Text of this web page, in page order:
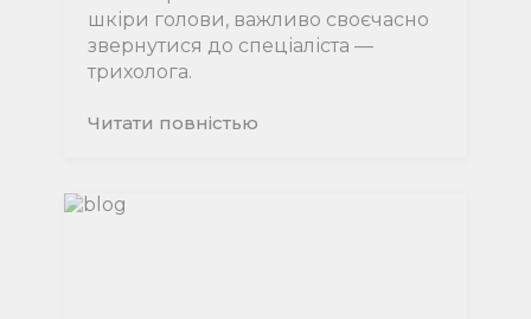
шкіри голови, важливо своєчасно
звернутися до спеціаліста —
трихолога.
Читати повнiстью